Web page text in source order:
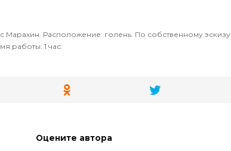
Марахин. Расположение: голень. По собственному эскизу.
работы: 1 час.
Оцените автора